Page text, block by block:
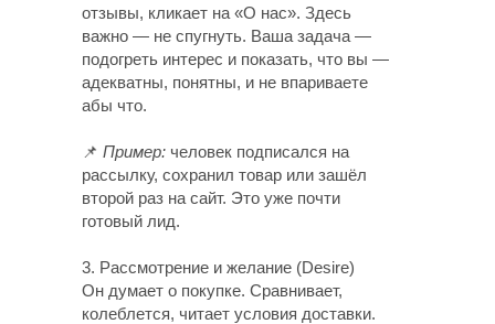
отзывы, кликает на «О нас». Здесь
важно — не спугнуть. Ваша задача —
подогреть интерес и показать, что вы —
адекватны, понятны, и не впариваете
абы что.
📌 Пример: человек подписался на
рассылку, сохранил товар или зашёл
второй раз на сайт. Это уже почти
готовый лид.
3. Рассмотрение и желание (Desire)
Он думает о покупке. Сравнивает,
колеблется, читает условия доставки.